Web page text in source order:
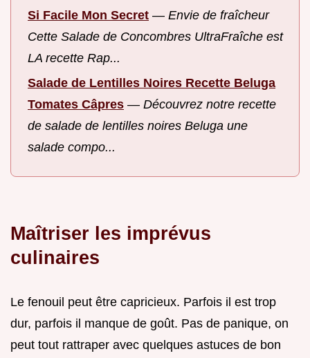
Si Facile Mon Secret — Envie de fraîcheur
Cette Salade de Concombres UltraFraîche est
LA recette Rap...
Salade de Lentilles Noires Recette Beluga
Tomates Câpres — Découvrez notre recette
de salade de lentilles noires Beluga une
salade compo...
Maîtriser les imprévus
culinaires
Le fenouil peut être capricieux. Parfois il est trop
dur, parfois il manque de goût. Pas de panique, on
peut tout rattraper avec quelques astuces de bon